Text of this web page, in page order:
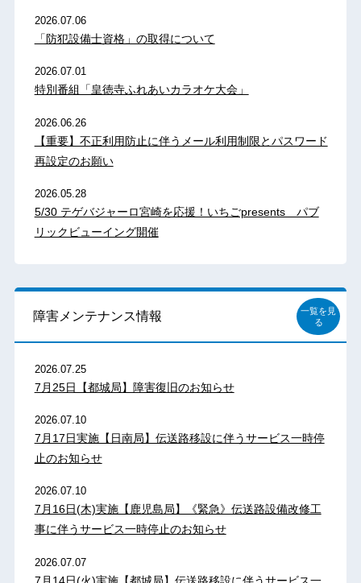
2026.07.06
「防犯設備士資格」の取得について
2026.07.01
特別番組「皇徳寺ふれあいカラオケ大会」
2026.06.26
【重要】不正利用防止に伴うメール利用制限とパスワード
再設定のお願い
2026.05.28
5/30 テゲバジャーロ宮崎を応援！いちごpresents パブ
リックビューイング開催
障害メンテナンス情報
一覧を見
る
2026.07.25
7月25日【都城局】障害復旧のお知らせ
2026.07.10
7月17日実施【日南局】伝送路移設に伴うサービス一時停
止のお知らせ
2026.07.10
7月16日(木)実施【鹿児島局】《緊急》伝送路設備改修工
事に伴うサービス一時停止のお知らせ
2026.07.07
7月14日(火)実施【都城局】伝送路移設に伴うサービス一